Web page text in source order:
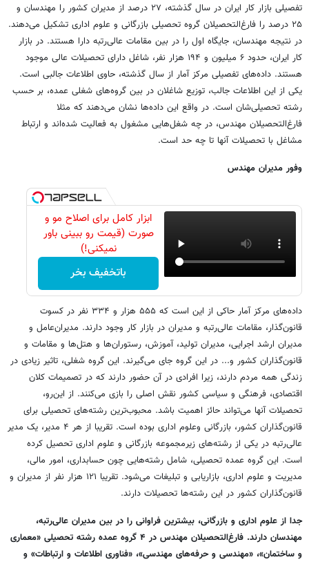
تفصیلی بازار کار ایران در سال گذشته، ۲۷ درصد از مدیران کشور را مهندسان و
۲۵ درصد را فارغ‌التحصیلان گروه تحصیلی بازرگانی و علوم اداری تشکیل می‌دهند.
در نتیجه مهندسان، جایگاه اول را در بین مقامات عالی‌رتبه دارا هستند. در بازار
کار ایران، حدود ۶ میلیون و ۱۹۴ هزار نفر، شاغل دارای تحصیلات عالی موجود
هستند. داده‌های تفصیلی مرکز آمار از سال گذشته، حاوی اطلاعات جالبی است.
یکی از این اطلاعات جالب، توزیع شاغلان در بین گروه‌های شغلی عمده، بر حسب
رشته تحصیلی‌شان است. در واقع این داده‌ها نشان می‌دهند که مثلا
فارغ‌التحصیلان مهندس، در چه شغل‌هایی مشغول به فعالیت شده‌اند و ارتباط
مشاغل با تحصیلات آنها تا چه حد است.
وفور مدیران مهندس
ابزار کامل برای اصلاح مو و
صورت (قیمت رو ببینی باور
نمیکنی!)
باتخفیف بخر
داده‌های مرکز آمار حاکی از این است که ۵۵۵ هزار و ۳۳۴ نفر در کسوت
قانون‌گذار، مقامات عالی‌رتبه و مدیران در بازار کار وجود دارند. مدیران‌عامل و
مدیران ارشد اجرایی، مدیران تولید، آموزش، رستوران‌ها و هتل‌ها و مقامات و
قانون‌گذاران کشور و... در این گروه جای می‌گیرند. این گروه شغلی، تاثیر زیادی در
زندگی همه مردم دارند، زیرا افرادی در آن حضور دارند که در تصمیمات کلان
اقتصادی، فرهنگی و سیاسی کشور نقش اصلی را بازی می‌کنند. از این‌رو،
تحصیلات آنها می‌تواند حائز اهمیت باشد. محبوب‌ترین رشته‌های تحصیلی برای
قانون‌گذاران کشور، بازرگانی وعلوم اداری بوده است. تقریبا از هر ۴ مدیر، یک مدیر
عالی‌رتبه در یکی از رشته‌های زیرمجموعه بازرگانی و علوم اداری تحصیل کرده
است. این گروه عمده تحصیلی، شامل‌ رشته‌هایی چون حسابداری، امور مالی،
مدیریت و علوم اداری، بازاریابی و تبلیغات می‌شود. تقریبا ۱۲۱ هزار نفر از مدیران و
قانون‌گذاران کشور در این رشته‌ها تحصیلات دارند.
جدا از علوم اداری و بازرگانی، بیشترین فراوانی را در بین مدیران عالی‌رتبه،
مهندسان دارند. فارغ‌التحصیلان مهندس در ۴ گروه عمده رشته تحصیلی «معماری
و ساختمان»، «مهندسی و حرفه‌های مهندسی»، «فناوری اطلاعات و ارتباطات» و